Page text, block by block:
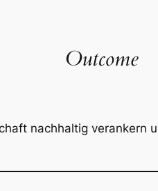
Outcome
nachhaltig verankern